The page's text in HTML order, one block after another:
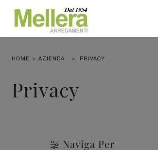
HOME > AZIENDA > PRIVACY
Privacy
Naviga Per